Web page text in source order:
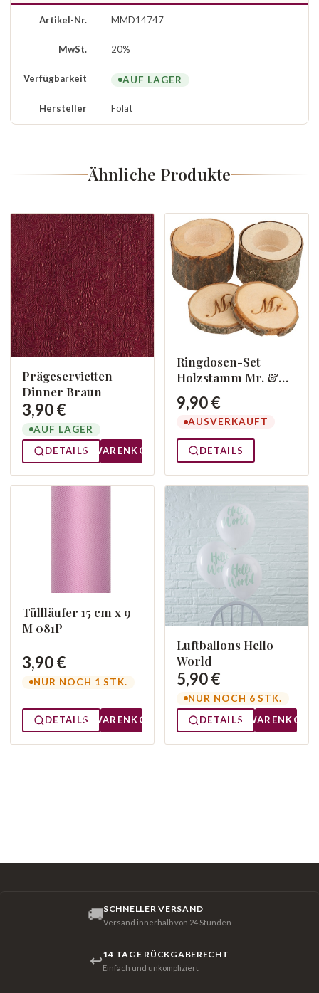
Artikel-Nr. MMD14747
MwSt. 20%
Verfügbarkeit AUF LAGER
Hersteller Folat
Ähnliche Produkte
Prägeservietten
Dinner Braun
3,90 €
AUF LAGER
DETAILS
WARENKORB
Ringdosen-Set
Holzstamm Mr. &
Mrs.
9,90 €
AUSVERKAUFT
DETAILS
Tüllläufer 15 cm x 9
M 081P
3,90 €
NUR NOCH 1 STK.
DETAILS WARENKORB
Luftballons Hello
World
5,90 €
NUR NOCH 6 STK.
DETAILS
WARENKORB
🚚SCHNELLER VERSAND
Versand innerhalb von 24 Stunden
↩14 TAGE RÜCKGABERECHT
Einfach und unkompliziert